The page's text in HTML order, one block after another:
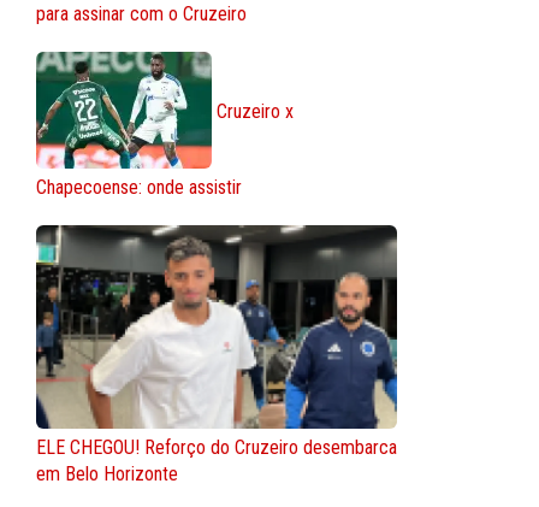
para assinar com o Cruzeiro
Cruzeiro x
Chapecoense: onde assistir
ELE CHEGOU! Reforço do Cruzeiro desembarca
em Belo Horizonte